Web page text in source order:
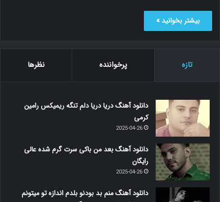
بیشتر بخوانید »
تازه پرخواننده نظرها
دانلود آهنگ دریا دریا دلم تنگه ریمیکس رامین
کرمی
2025-04-26
دانلود آهنگ بعد من باکی سرت گرم شده عالی
رایگان
2025-04-26
دانلود آهنگ منم بد بودنو بلدم اندازه تو میتونم